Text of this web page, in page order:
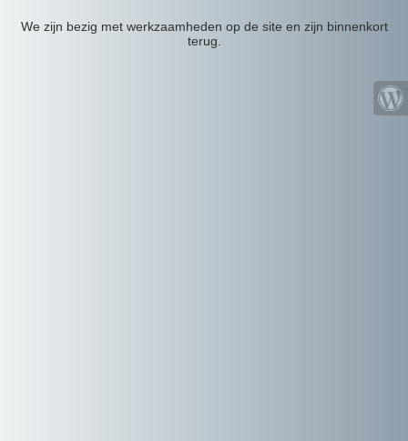
We zijn bezig met werkzaamheden op de site en zijn binnenkort
terug.